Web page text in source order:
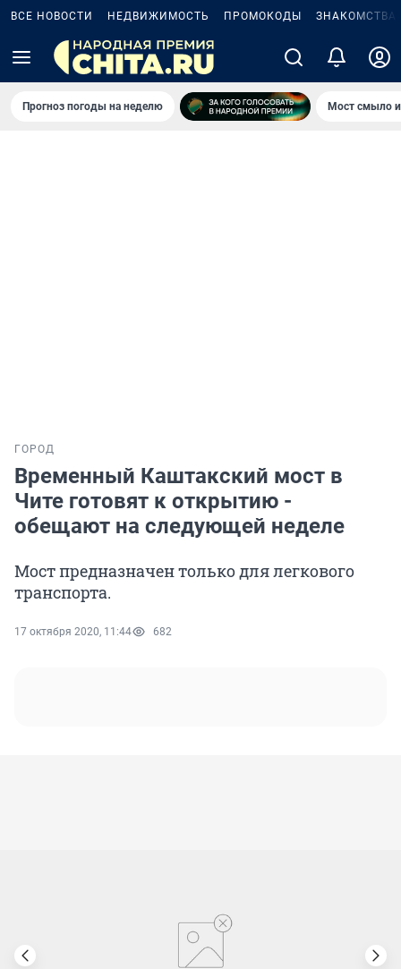
ВСЕ НОВОСТИ НЕДВИЖИМОСТЬ ПРОМОКОДЫ ЗНАКОМСТВА
Прогноз погоды на неделю Мост смыло
ГОРОД
Временный Каштакский мост в
Чите готовят к открытию -
обещают на следующей неделе
Мост предназначен только для легкового
транспорта.
17 октября 2020, 11:44 682